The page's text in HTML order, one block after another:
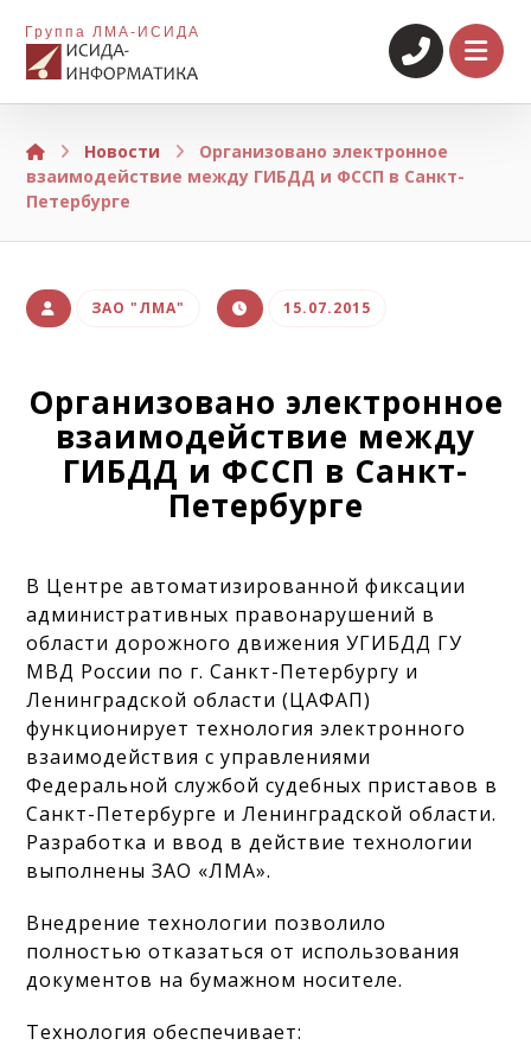
Группа ЛМА-ИСИДА
Новости
Организовано электронное
взаимодействие между ГИБДД и ФССП в Санкт-
Петербурге
ЗАО "ЛМА" 15.07.2015
Организовано электронное
взаимодействие между
ГИБДД и ФССП в Санкт-
Петербурге
В Центре автоматизированной фиксации
административных правонарушений в
области дорожного движения УГИБДД ГУ
МВД России по г. Санкт-Петербургу и
Ленинградской области (ЦАФАП)
функционирует технология электронного
взаимодействия с управлениями
Федеральной службой судебных приставов в
Санкт-Петербурге и Ленинградской области.
Разработка и ввод в действие технологии
выполнены ЗАО «ЛМА».
Внедрение технологии позволило
полностью отказаться от использования
документов на бумажном носителе.
Технология обеспечивает: